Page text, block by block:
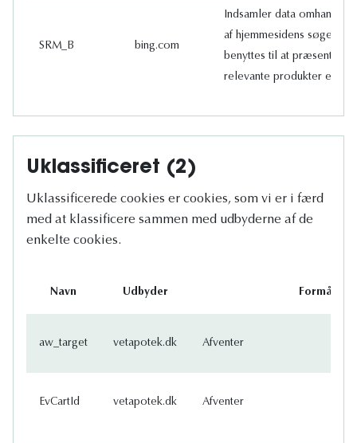
SRM_B bing.com
Indsamler data
af hjemmesidens
benyttes til at præsentere
relevante produkter eller
Uklassificeret (2)
Uklassificerede cookies er cookies, som vi er i færd
med at klassificere sammen med udbyderne af de
enkelte cookies.
Navn Udbyder Formål
aw_target vetapotek.dk Afventer
EvCartId vetapotek.dk Afventer